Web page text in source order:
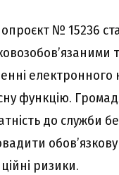
№ 15236
електронного
функцію.
до служби
ризики.